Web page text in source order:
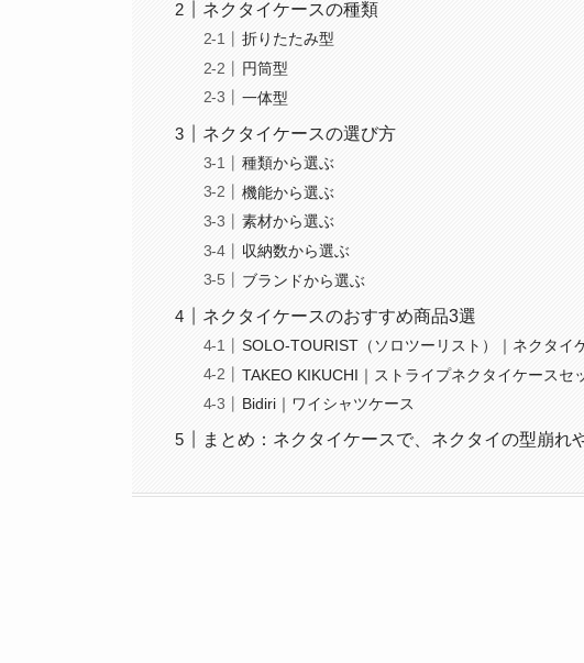
ネクタイケースの種類
折りたたみ型
円筒型
一体型
ネクタイケースの選び方
種類から選ぶ
機能から選ぶ
素材から選ぶ
収納数から選ぶ
ブランドから選ぶ
ネクタイケースのおすすめ商品3選
SOLO-TOURIST（ソロツーリスト）｜ネクタイ
TAKEO KIKUCHI｜ストライプネクタイケースセ
Bidiri｜ワイシャツケース
まとめ：ネクタイケースで、ネクタイの型崩れ